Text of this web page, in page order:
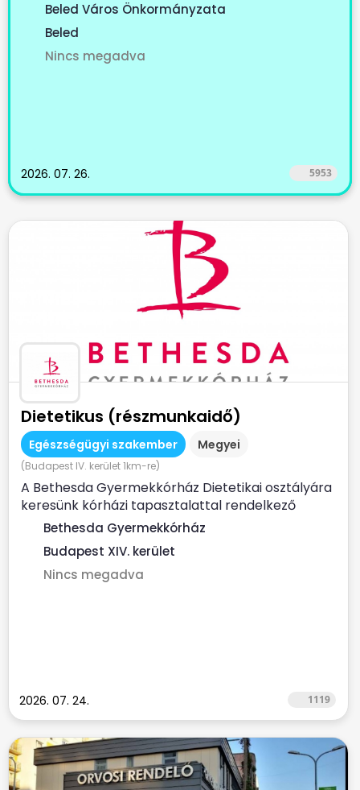
Beled Város Önkormányzata
Beled
Nincs megadva
2026. 07. 26. 5953
Dietetikus (részmunkaidő)
Egészségügyi szakember Megyei
(Budapest IV. kerület 1km-re)
A Bethesda Gyermekkórház Dietetikai osztályára
keresünk kórházi tapasztalattal rendelkező
dietetikus...
Bethesda Gyermekkórház
Budapest XIV. kerület
Nincs megadva
2026. 07. 24. 1119